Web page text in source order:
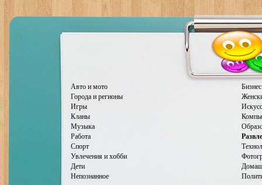
Авто и мото
Города и регионы
Игры
Кланы
Музыка
Работа
Спорт
Увлечения и хобби
Дети
Непознанное